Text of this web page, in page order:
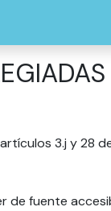
3.j y 28
de fuente